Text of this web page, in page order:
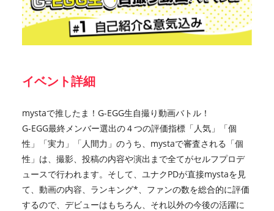
イベント詳細
mystaで推したま！G-EGG生自撮り動画バトル！
G-EGG最終メンバー選出の４つの評価指標「人気」「個
性」「実力」「人間力」のうち、mystaで審査される「個
性」は、撮影、投稿の内容や演出まで全てがセルフプロデ
ュースで行われます。そして、ユナクPDが直接mystaを見
て、動画の内容、ランキング*、ファンの数を総合的に評価
するので、デビューはもちろん、それ以外の今後の活躍に